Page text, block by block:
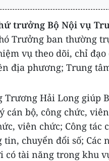
trưởng Bộ Nội vụ
Trưởng ban thường
vụ theo dõi, chỉ
địa phương; Trung
Trương Hải Long giúp
cán bộ, công chức,
viên chức; Công
tin, chuyển đổi số;
có tài năng trong khu